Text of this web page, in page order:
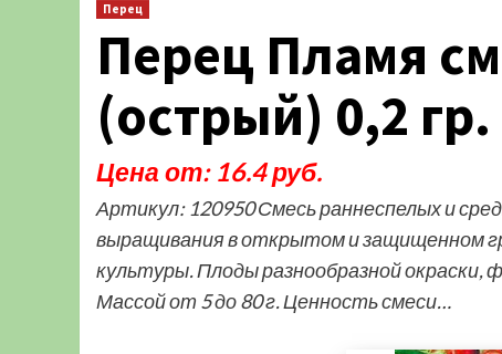
Перец
Перец Пламя
(острый) 0,2
Цена от: 16.4 руб.
Артикул: 120950 Смесь раннеспелых и
выращивания в открытом и защищенном
культуры. Плоды разнообразной окраски,
Массой от 5 до 80 г. Ценность смеси…